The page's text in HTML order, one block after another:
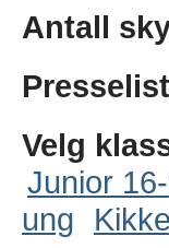
Antall
Velg
Junior
ung